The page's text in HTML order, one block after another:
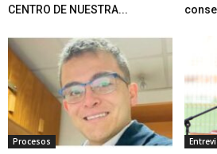
CENTRO DE NUESTRA...
Procesos